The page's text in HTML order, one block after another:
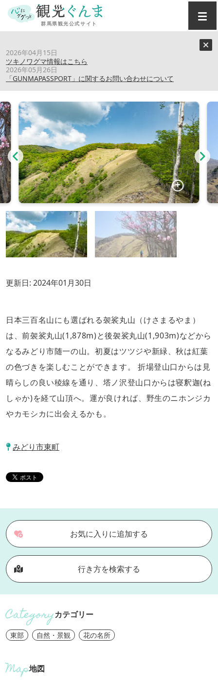
2026年04月15日
ツキノワグマ情報はこちら
2026年05月26日
「GUNMAPASSPORT」に関するお問い合わせについて
袈裟丸山
更新日: 2024年01月30日
日本三百名山にも選ばれる袈裟丸山（けさまるやま）
は、前袈裟丸山(1,878m)と後袈裟丸山(1,903m)などから
なるみどり市随一の山。初夏はツツジや新緑、秋は紅葉
の色づきを楽しむことができます。 折場登山口からは見
晴らしの良い稜線を通り、塔ノ沢登山口からは寝釈迦(ね
しゃか)を経て山頂へ。運が良ければ、野生のニホンジカ
やカモシカに出会えるかも。
みどり市東町
お気に入りに追加する
行き方を検索する
カテゴリー
東部 自然・景観 花の名所
地図